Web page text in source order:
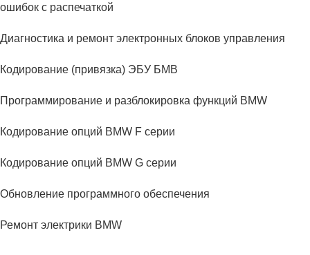
ошибок с распечаткой
Диагностика и ремонт электронных блоков управления
Кодирование (привязка) ЭБУ БМВ
Программирование и разблокировка функций BMW
Кодирование опций BMW F серии
Кодирование опций BMW G серии
Обновление программного обеспечения
Ремонт электрики BMW